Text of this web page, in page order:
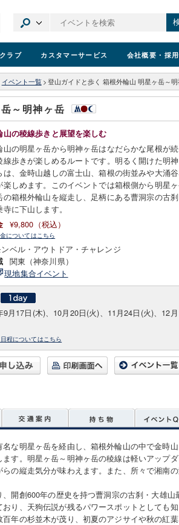
ラブ カスタマーサービス 会社概要 ・採
イベント一覧 > 登山ガイドと歩く 箱根外輪山 明星ヶ岳～
～明神ヶ岳
山の稜線歩きと展望を楽しむ
山の明星ヶ岳から明神ヶ岳はなだらかな尾根が続
線歩きが楽しめるルートです。明るく開けた明
は、金時山越しの富士山、箱根の街並みや大涌
楽しめます。このイベントでは箱根側から明星ヶ
の箱根外輪山を縦走し、足柄にある曹洞宗の古
に下山します。
¥9,800（税込）
についてはこちら
ベル・アウトドア・チャレンジ
関東（神奈川県）
現地集合イベント
9月17日(木)、10月20日(火)、11月24日(火)、12月
程についてはこちら
な明星ヶ岳を経由し、箱根外輪山の中で金時
す。明星ヶ岳～明神ヶ岳の稜線は軽いアップ
の縦走気分が味わえます。また、所々で湘南
開創600年の歴史を持つ曹洞宗の古刹・大雄山
り、天狗伝説が残るパワースポットとしても
年の杉並木が茂り、初夏のアジサイや秋の紅